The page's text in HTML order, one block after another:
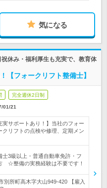
気になる
休み・福利厚生も充実で、教育体
【フォークリフト整備士】
完全週休2日制
01/21
実サポートあり！】当社のフォー
リフトの点検や修理、定期メン
3級以上・普通自動車免許・フ
☆整備の実務経験は不要です！
別所町高木字大山949-420 【雇入